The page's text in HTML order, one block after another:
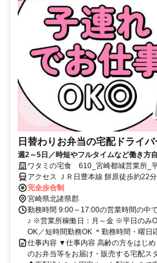
日替わりお弁当の宅配ドライバ
週2～5日／時短やフルタイムなど働き方
サポート体制バッチリなのでお子さんの
い◎
ワタミの宅食 610_宮崎都城営業所_
アクセス ＪＲ日豊本線 餅原徒歩約22
分、ＪＲ日豊本線 山之口徒歩約56分
完全歩合制
宮崎県北諸県郡
勤務時間 9:00～17:00の営業時間の中
♪ ※営業所稼働日：月～金 ※平日のみ
OK／短時間勤務OK ＊勤務時間・曜日
仕事内容 ▼仕事内容 高齢の方をはじ
のお弁当等をお届け・販売する宅配